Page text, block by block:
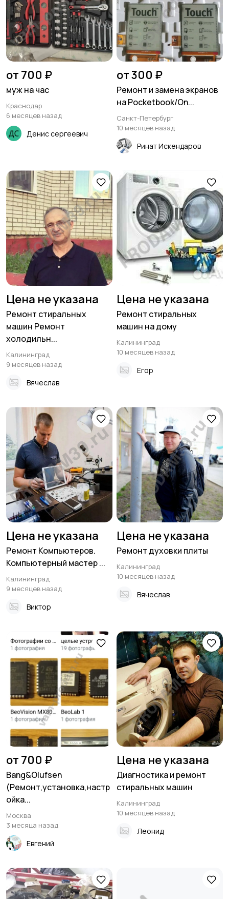
от 700 ₽
муж на час
Краснодар
6 месяцев назад
Денис сергеевич
от 300 ₽
Ремонт и замена экранов
на Pocketbook/On...
Санкт-Петербург
10 месяцев назад
Ринат Искендаров
Цена не указана
Ремонт стиральных
машин Ремонт
холодильн...
Калининград
9 месяцев назад
Вячеслав
Цена не указана
Ремонт стиральных
машин на дому
Калининград
10 месяцев назад
Егор
Цена не указана
Ремонт Компьютеров.
Компьютерный мастер ...
Калининград
9 месяцев назад
Виктор
Цена не указана
Ремонт духовки плиты
Калининград
10 месяцев назад
Вячеслав
от 700 ₽
Bang&Olufsen
(Ремонт,установка,настр
ойка...
Москва
3 месяца назад
Евгений
Цена не указана
Диагностика и ремонт
стиральных машин
Калининград
10 месяцев назад
Леонид